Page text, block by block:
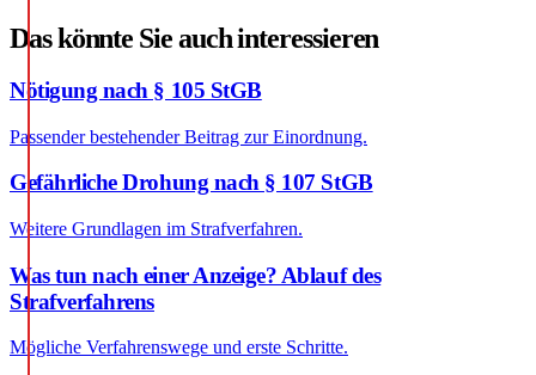
Das könnte Sie auch interessieren
Nötigung nach § 105 StGB
Passender bestehender Beitrag zur Einordnung.
Gefährliche Drohung nach § 107 StGB
Weitere Grundlagen im Strafverfahren.
Was tun nach einer Anzeige? Ablauf des
Strafverfahrens
Mögliche Verfahrenswege und erste Schritte.